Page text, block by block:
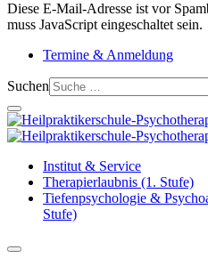
Diese E-Mail-Adresse ist vor
muss JavaScript eingeschaltet sein.
Termine & Anmeldung
Suchen
Institut & Service
Therapierlaubnis (1. Stufe)
Tiefenpsychologie &
Stufe)